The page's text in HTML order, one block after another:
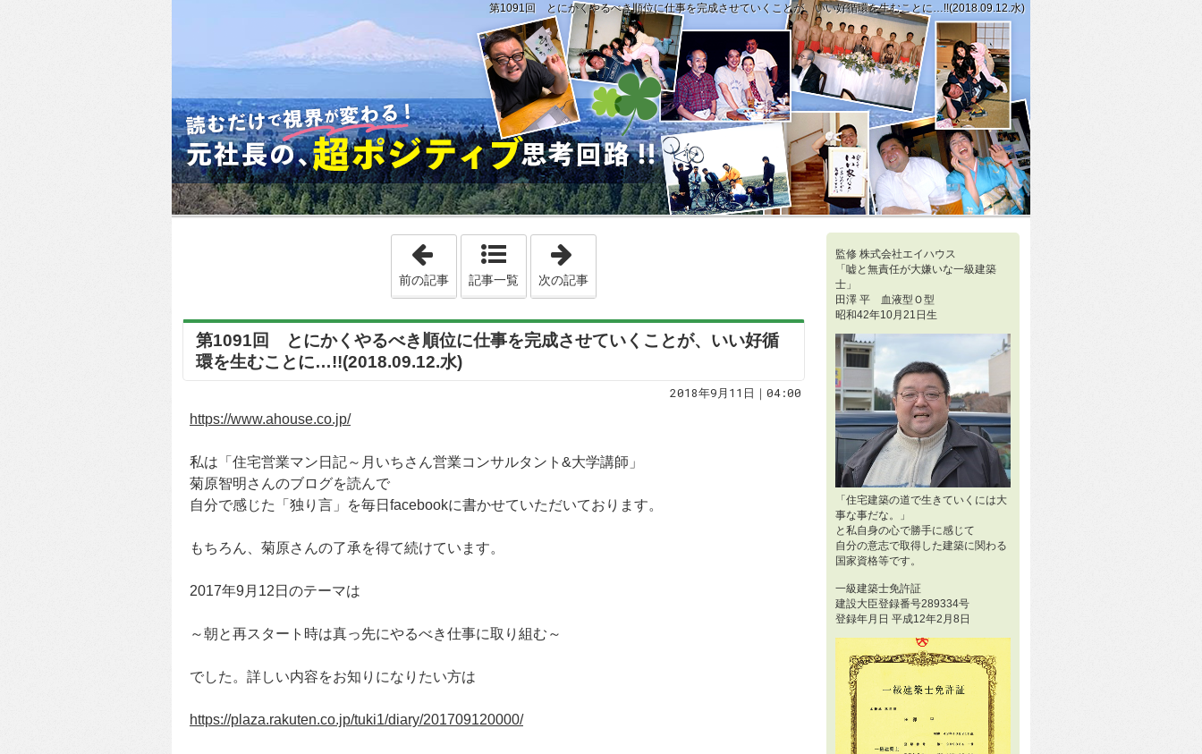
第1091回 とにかくやるべき順位に仕事を完成させていくことが、いい好循環を生むことに…!!(2018.09.12.水)
「第1090回 どんな方に対しても「ニコっ」と笑って理解してもらえるように、常日頃から練習して実践で試していかなくては
前の記事 記事一覧 次の記事
第1091回 とにかくやるべき順位に仕事を完成させていくことが、いい好循
環を生むことに…!!(2018.09.12.水)
2018年9月11日｜04:00
https://www.ahouse.co.jp/
私は「住宅営業マン日記～月いちさん営業コンサルタント&大学講師」
菊原智明さんのブログを読んで
自分で感じた「独り言」を毎日facebookに書かせていただいております。
もちろん、菊原さんの了承を得て続けています。
2017年9月12日のテーマは
～朝と再スタート時は真っ先にやるべき仕事に取り組む～
でした。詳しい内容をお知りになりたい方は
https://plaza.rakuten.co.jp/tuki1/diary/201709120000/
監修 株式会社エイハウス
「嘘と無責任が大嫌いな一級建築
士」
田澤 平 血液型Ｏ型
昭和42年10月21日生
「住宅建築の道で生きていくには大
事な事だな。」
と私自身の心で勝手に感じて
自分の意志で取得した建築に関わる
国家資格等です。
一級建築士免許証
建設大臣登録番号289334号
登録年月日 平成12年2月8日